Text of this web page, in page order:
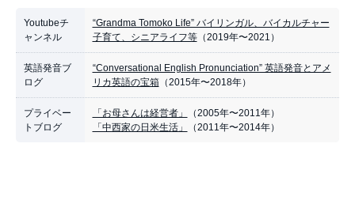
Youtubeチ
ャンネル
“Grandma Tomoko Life” バイリンガル、バイカルチャー
子育て、シニアライフ等（2019年〜2021）
英語発音ブ
ログ
“Conversational English Pronunciation” 英語発音とアメ
リカ英語の宝箱（2015年〜2018年）
プライベー
トブログ
「お母さんは経営者」
（2005年〜2011年）
「中西家の日米生活」
（2011年〜2014年）